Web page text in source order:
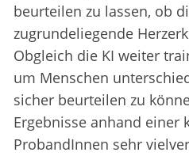
beurteilen zu lassen, ob
zugrundeliegende
Obgleich die KI weiter
um Menschen
sicher beurteilen zu
Ergebnisse anhand einer
ProbandInnen sehr